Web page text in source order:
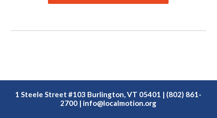
1 Steele Street #103 Burlington, VT 05401 | (802) 861-
2700 | info@localmotion.org